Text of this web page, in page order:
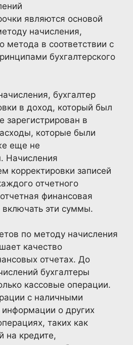
являются основой
начисления,
метода в соответствии с
бухгалтерского
бухгалтер
в доход, который был
зарегистрирован в
которые были
еще не
Начисления
корректировки записей
отчетного
финансовая
эти суммы.
по методу начисления
качество
отчетах. До
бухгалтеры
кассовые операции.
с наличными
о других
таких как
на кредите,